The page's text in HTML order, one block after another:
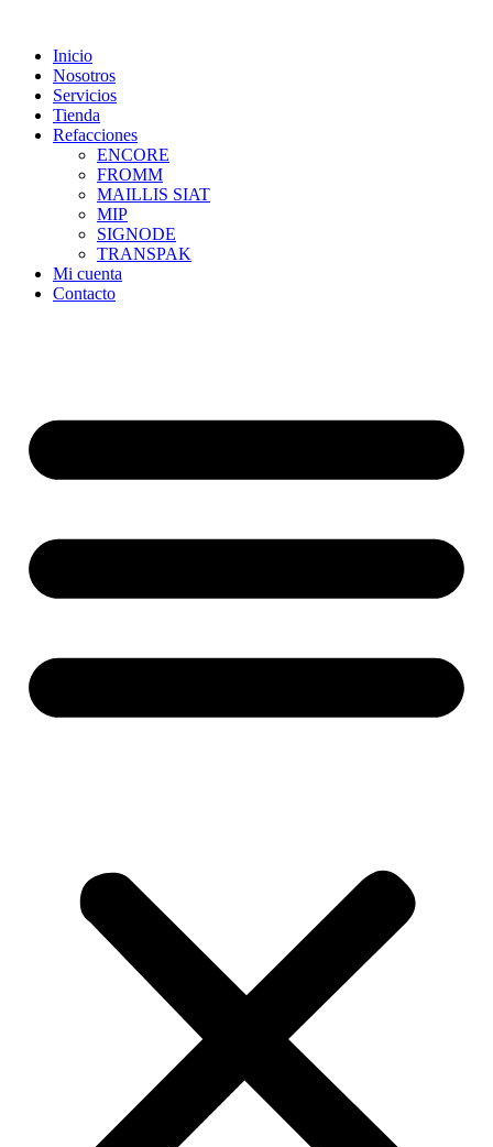
contentInicio
Nosotros
Servicios
Tienda
Refacciones
ENCORE
FROMM
MAILLIS SIAT
MIP
SIGNODE
TRANSPAK
Mi cuenta
Contacto